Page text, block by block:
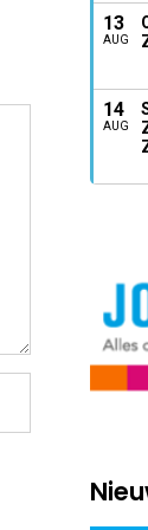
13
AUG
14
AUG